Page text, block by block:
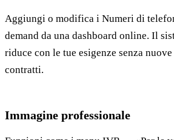
Aggiungi o modifica i Numeri di
demand da una dashboard online. Il
riduce con le tue esigenze senza
contratti.
Immagine professionale